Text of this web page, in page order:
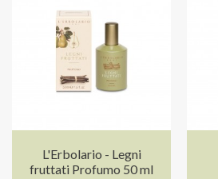
L'Erbolario - Legni
fruttati Profumo 50 ml